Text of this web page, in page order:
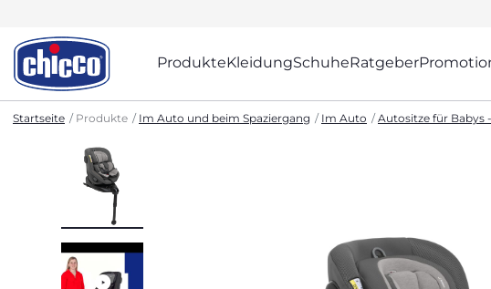
ProdukteKleidungSchuheRatgeber
Startseite Produkte Im Auto und beim Spaziergang Im Auto Autositze für Babys